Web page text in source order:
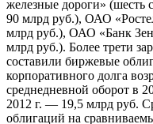
железные дороги»
90 млрд руб.), ОАО
млрд руб.), ОАО «Банк
млрд руб.). Более трети
составили биржевые
корпоративного долга
среднедневной оборот в
2012 г. — 19,5 млрд руб.
облигаций на